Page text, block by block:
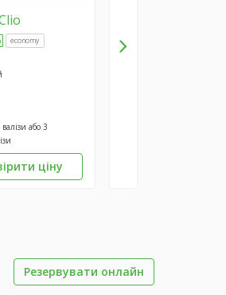
economy
або 3
ціну
Резервувати онлайн